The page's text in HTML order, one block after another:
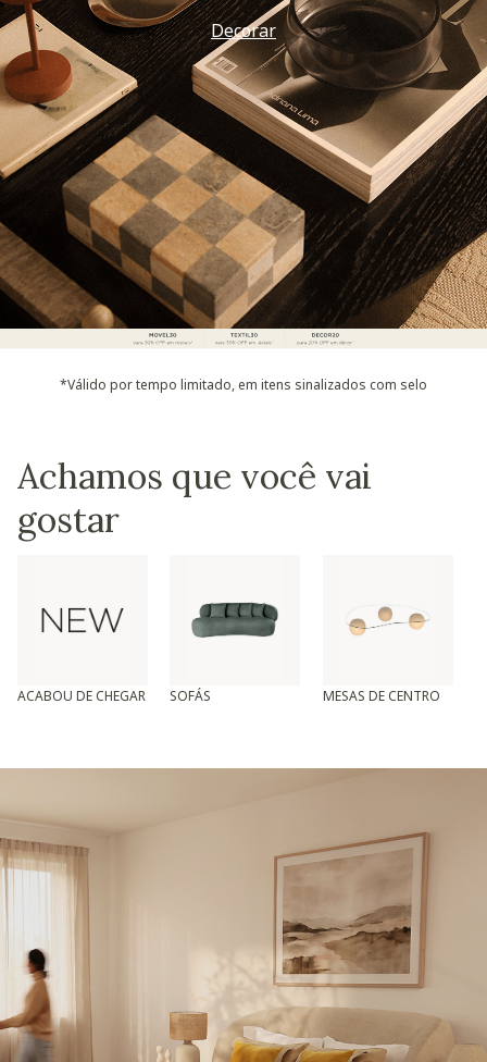
Vem ver
*Válido por tempo limitado, em itens sinalizados com selo
Achamos que você vai
gostar
ACABOU DE CHEGAR SOFÁS MESAS DE CENTRO